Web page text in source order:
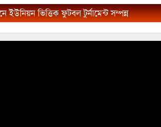
ইউনিয়ন ভিত্তিক ফুটবল টুর্নামেন্ট সম্পন্ন